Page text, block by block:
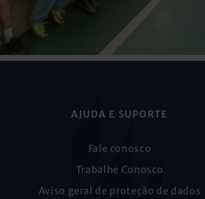
AJUDA E SUPORTE
Fale conosco
Trabalhe Conosco
Aviso geral de proteção de dados